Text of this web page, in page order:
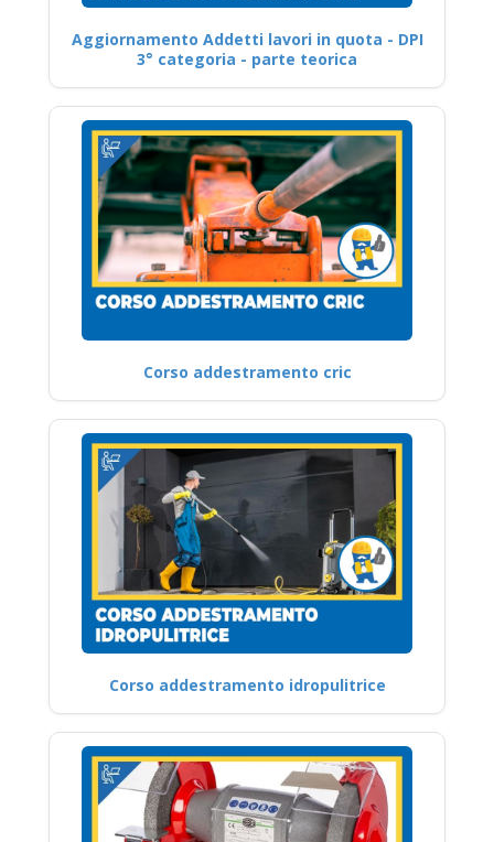
Aggiornamento Addetti lavori in quota - DPI
3° categoria - parte teorica
Corso addestramento cric
Corso addestramento idropulitrice